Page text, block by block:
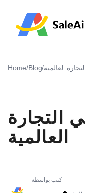
Home/Blog/العالمية
التجارة
العالمية
كتب بواسطة